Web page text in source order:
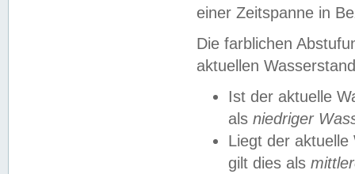
einer Zeitspanne in
Die farblichen
aktuellen
Ist der aktuelle
als niedriger
Liegt der
gilt dies als